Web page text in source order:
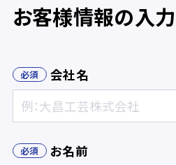
お客様情報の入力
会社名
お名前